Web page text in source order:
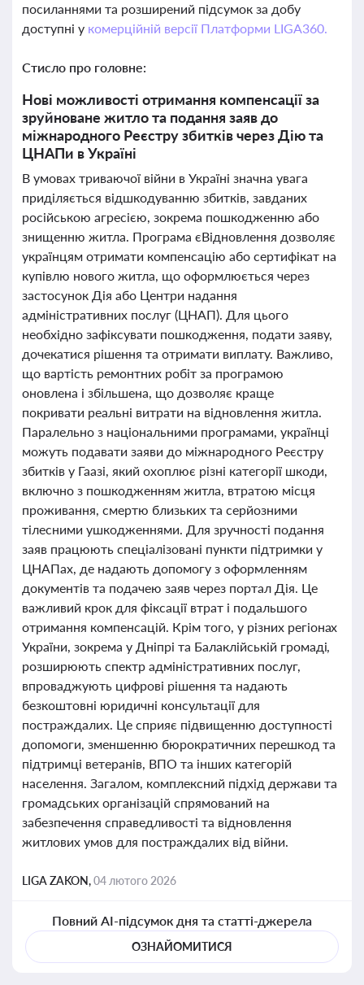
посиланнями та розширений підсумок за добу
доступні у комерційній версії Платформи LIGA360.
Стисло про головне:
Нові можливості отримання компенсації за
зруйноване житло та подання заяв до
міжнародного Реєстру збитків через Дію та
ЦНАПи в Україні
В умовах триваючої війни в Україні значна увага
приділяється відшкодуванню збитків, завданих
російською агресією, зокрема пошкодженню або
знищенню житла. Програма єВідновлення дозволяє
українцям отримати компенсацію або сертифікат на
купівлю нового житла, що оформлюється через
застосунок Дія або Центри надання
адміністративних послуг (ЦНАП). Для цього
необхідно зафіксувати пошкодження, подати заяву,
дочекатися рішення та отримати виплату. Важливо,
що вартість ремонтних робіт за програмою
оновлена і збільшена, що дозволяє краще
покривати реальні витрати на відновлення житла.
Паралельно з національними програмами, українці
можуть подавати заяви до міжнародного Реєстру
збитків у Гаазі, який охоплює різні категорії шкоди,
включно з пошкодженням житла, втратою місця
проживання, смертю близьких та серйозними
тілесними ушкодженнями. Для зручності подання
заяв працюють спеціалізовані пункти підтримки у
ЦНАПах, де надають допомогу з оформленням
документів та подачею заяв через портал Дія. Це
важливий крок для фіксації втрат і подальшого
отримання компенсацій. Крім того, у різних регіонах
України, зокрема у Дніпрі та Балаклійській громаді,
розширюють спектр адміністративних послуг,
впроваджують цифрові рішення та надають
безкоштовні юридичні консультації для
постраждалих. Це сприяє підвищенню доступності
допомоги, зменшенню бюрократичних перешкод та
підтримці ветеранів, ВПО та інших категорій
населення. Загалом, комплексний підхід держави та
громадських організацій спрямований на
забезпечення справедливості та відновлення
житлових умов для постраждалих від війни.
LIGA ZAKON,04 лютого 2026
Повний AI-підсумок дня та статті-джерела
ОЗНАЙОМИТИСЯ